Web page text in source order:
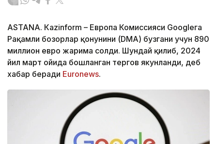
ASTANА. Кazinform – Европа Комиссияси Googleга
Рақамли бозорлар қонунини (DMA) бузгани учун 890
миллион евро жарима солди. Шундай қилиб, 2024
йил март ойида бошланган тергов якунланди, деб
хабар беради Euronews.